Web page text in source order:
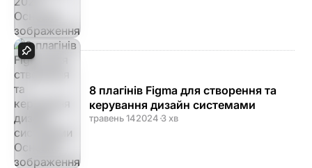
8 плагінів Figma для створення та
керування дизайн системами
травень 142024·3 хв